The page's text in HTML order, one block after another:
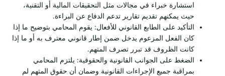
استشارة خبراء في مجالات مثل التحقيقات المالية أو التقنية،
حيث يمكنهم تقديم تقارير تدعم الدفاع عن البراءة.
التأكيد على الطابع القانوني للأفعال: يقوم المحامي بتوضيح ما إذا
كان الفعل المزعوم يدخل ضمن إطار قانوني معترف به أو ما إذا
كانت الظروف قد تبرر تصرف المتهم.
الضغط على الجوانب القانونية والحقوقية: يلتزم المحامي
بمراقبة جميع الإجراءات القانونية وضمان أن حقوق المتهم لم